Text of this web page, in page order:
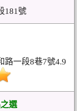
181號
路一段8巷7號4.9
選